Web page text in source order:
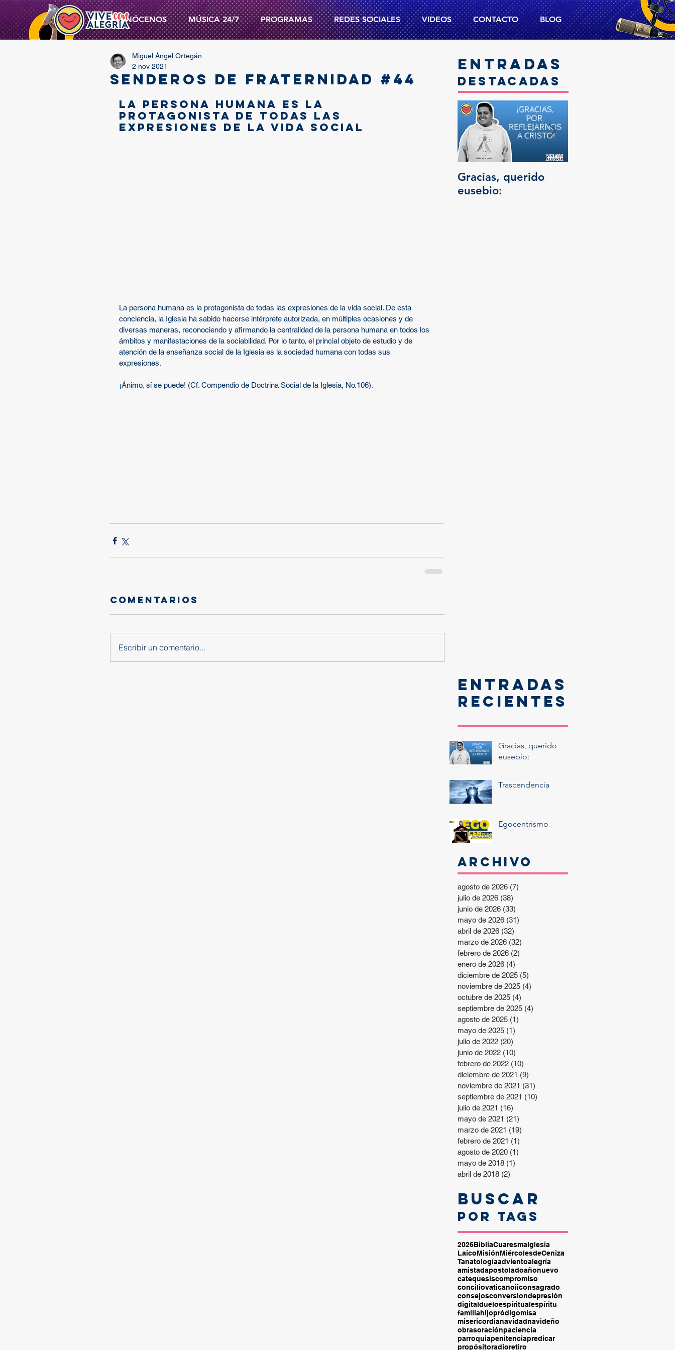
CONÓCENOS MÚSICA 24/7 PROGRAMAS REDES SOCIALES VIDEOS CONTACTO BLOG
SENDEROS DE FRATERNIDAD #44
Miguel Ángel Ortegán
2 nov 2021
La persona humana es la
protagonista de todas las
expresiones de la vida social
La persona humana es la protagonista de todas las expresiones de la vida social. De esta
conciencia, la Iglesia ha sabido hacerse intérprete autorizada, en múltiples ocasiones y de
diversas maneras, reconociendo y afirmando la centralidad de la persona humana en todos los
ámbitos y manifestaciones de la sociabilidad. Por lo tanto, el princial objeto de estudio y de
atención de la enseñanza social de la Iglesia es la sociedad humana con todas sus
expresiones.
¡Ánimo, sí se puede! (Cf. Compendio de Doctrina Social de la Iglesia, No.106).
Comentarios
Escribir un comentario...
Entradas
destacadas
Gracias, querido
eusebio:
Entradas
recientes
Gracias, querido
eusebio:
Trascendencia
Egocentrismo
Archivo
agosto de 2026 (7)
julio de 2026 (38)
junio de 2026 (33)
mayo de 2026 (31)
abril de 2026 (32)
marzo de 2026 (32)
febrero de 2026 (2)
enero de 2026 (4)
diciembre de 2025 (5)
noviembre de 2025 (4)
octubre de 2025 (4)
septiembre de 2025 (4)
agosto de 2025 (1)
mayo de 2025 (1)
julio de 2022 (20)
junio de 2022 (10)
febrero de 2022 (10)
diciembre de 2021 (9)
noviembre de 2021 (31)
septiembre de 2021 (10)
julio de 2021 (16)
mayo de 2021 (21)
marzo de 2021 (19)
febrero de 2021 (1)
agosto de 2020 (1)
mayo de 2018 (1)
abril de 2018 (2)
Buscar
por tags
2026BibliaCuaresmaIglesia
LaicoMisiónMiércolesdeCeniza
Tanatologíaadvientoalegría
amistadapostoladoañonuevo
catequesiscompromiso
conciliovaticanoiiconsagrado
consejosconversiondepresión
digitaldueloespiritualespíritu
familiahijopródigomisa
misericordianavidadnavideño
obrasoraciónpaciencia
parroquiapenitenciapredicar
propósitoradioretiro